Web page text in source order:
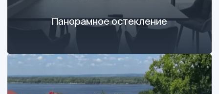
Панорамное остекление